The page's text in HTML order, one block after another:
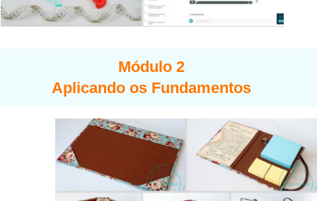
Módulo 2
Aplicando os Fundamentos